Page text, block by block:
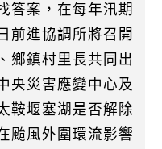
答案，在每年汛期
前進協調所將召開
鄉鎮村里長共同出
央災害應變中心及
鞍堰塞湖是否解除
颱風外圍環流影響